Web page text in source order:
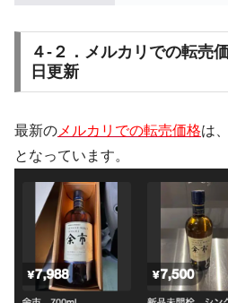
４-２．メルカリでの転
日更新
最新の メルカリでの転売価格は、
となっています。